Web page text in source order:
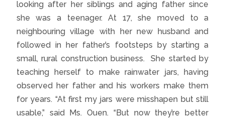
looking after her siblings and aging father since
she was a teenager. At 17, she moved to a
neighbouring village with her new husband and
followed in her father’s footsteps by starting a
small, rural construction business. She started by
teaching herself to make rainwater jars, having
observed her father and his workers make them
for years. “At first my jars were misshapen but still
usable,” said Ms. Ouen. “But now they’re better